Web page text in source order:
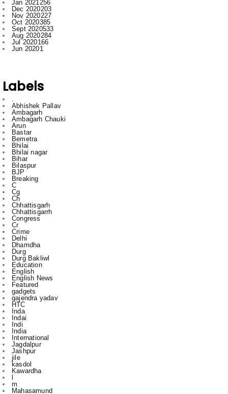
Apr 2025918
Mar 2025974
Feb 2025797
Jan 20251008
Dec 20241007
Nov 2024796
Oct 2024881
Sept 20241019
Apr 2024597
Mar 2024656
Jan 2024 915
Dec 2023673
Nov 2023554
Oct 2023
Sept 2023
Aug 2023
Jul 2023
Jun 2023480
May 2023316
Apr 2023
Mar 2023
Feb 2023
Jan 2023
Dec 2022
Nov 2022
Oct 2022545
Sept 2022619
Aug 2022409
Jul 2022
Jun 2022
May 2022
Apr 2022197
Mar 2022
Feb 2022155
Jan 2022210
Dec 2021
Nov 2021231
Oct 2021
Sept 2021
Aug 2021450
Jul 2021
421
Jun 2021
May 2021
Apr 2021
Mar 2021
Feb 2021329
Jan 2021256
Dec 2020
Nov 2020
Oct 2020
Sept 2020
Aug 2020
Jul 2020
Jun 20201